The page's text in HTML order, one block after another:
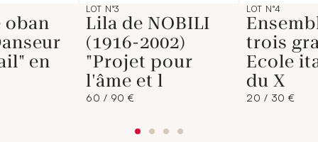
oban
en
LOT N°3
Lila de NOBILI
(1916-2002)
"Projet pour
l'âme et l
60 / 90 €
LOT N°4
trois
Ecole
du X
20 / 30 €